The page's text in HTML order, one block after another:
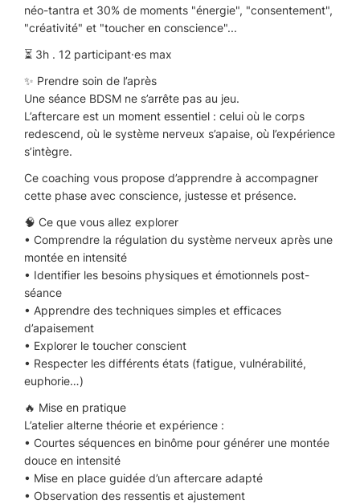
néo-tantra et 30% de moments "énergie", "consentement",
"créativité" et "toucher en conscience"...
⏳ 3h . 12 participant·es max
✨ Prendre soin de l’après
Une séance BDSM ne s’arrête pas au jeu.
L’aftercare est un moment essentiel : celui où le corps
redescend, où le système nerveux s’apaise, où l’expérience
s’intègre.
Ce coaching vous propose d’apprendre à accompagner
cette phase avec conscience, justesse et présence.
🧠 Ce que vous allez explorer
• Comprendre la régulation du système nerveux après une
montée en intensité
• Identifier les besoins physiques et émotionnels post-
séance
• Apprendre des techniques simples et efficaces
d’apaisement
• Explorer le toucher conscient
• Respecter les différents états (fatigue, vulnérabilité,
euphorie…)
🔥 Mise en pratique
L’atelier alterne théorie et expérience :
• Courtes séquences en binôme pour générer une montée
douce en intensité
• Mise en place guidée d’un aftercare adapté
• Observation des ressentis et ajustement